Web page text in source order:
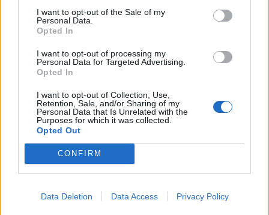
I want to opt-out of the Sale of my
Personal Data.
Opted In
I want to opt-out of processing my
Personal Data for Targeted Advertising.
Opted In
I want to opt-out of Collection, Use,
Retention, Sale, and/or Sharing of my
Personal Data that Is Unrelated with the
Purposes for which it was collected.
Opted Out
CONFIRM
Data Deletion Data Access Privacy Policy
ΜΑΡΑΘΩΝΑΣ
Οι ΠΥΞ ΛΑΞ στην παραλία Νέας Μάκρης
Συντακτική ομάδα 26 Ιουλίου, 2023
Σάββατο 29 Ιουλίου 2023 (9 μμ) Οι ΠΥΞ ΛΑΞ στην
παραλία Νέας Μάκρης Είσοδος ελεύθερη